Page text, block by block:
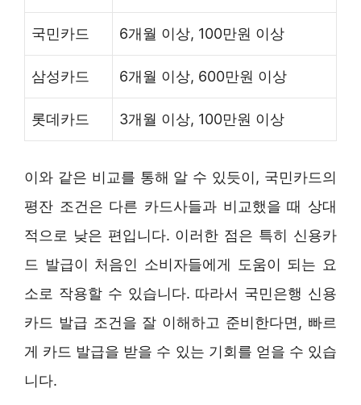
국민카드 6개월 이상, 100만원 이상
삼성카드 6개월 이상, 600만원 이상
롯데카드 3개월 이상, 100만원 이상
이와 같은 비교를 통해 알 수 있듯이, 국민카드의
평잔 조건은 다른 카드사들과 비교했을 때 상대
적으로 낮은 편입니다. 이러한 점은 특히 신용카
드 발급이 처음인 소비자들에게 도움이 되는 요
소로 작용할 수 있습니다. 따라서 국민은행 신용
카드 발급 조건을 잘 이해하고 준비한다면, 빠르
게 카드 발급을 받을 수 있는 기회를 얻을 수 있습
니다.